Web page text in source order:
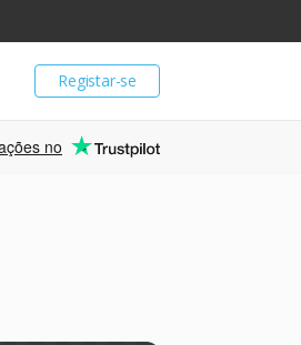
Registar-se
no